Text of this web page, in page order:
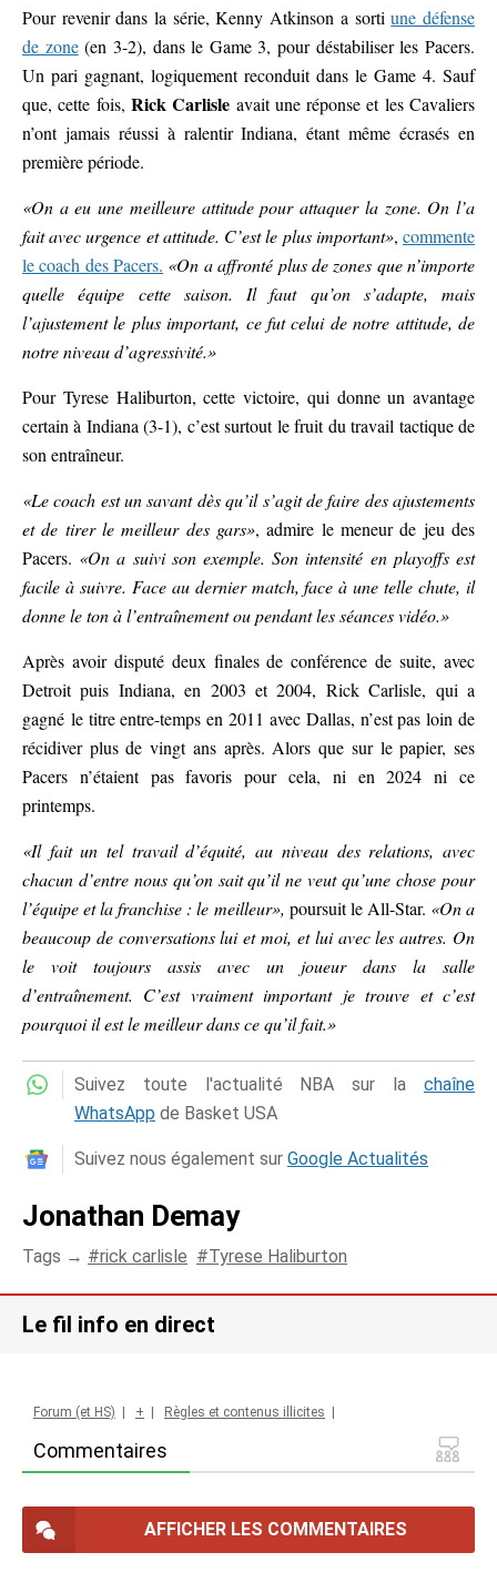
Pour revenir dans la série, Kenny Atkinson a sortiune défense
de zone(en 3-2), dans le Game 3, pour déstabiliser les Pacers.
Un pari gagnant, logiquement reconduit dans le Game 4. Sauf
que, cette fois, Rick Carlisle avait une réponse et les Cavaliers
n’ont jamais réussi à ralentir Indiana, étant même écrasés en
première période.
«On a eu une meilleure attitude pour attaquer la zone. On l’a
fait avec urgence et attitude. C’est le plus important»,commente
le coach des Pacers. «On a affronté plus de zones que n’importe
quelle équipe cette saison. Il faut qu’on s’adapte, mais
l’ajustement le plus important, ce fut celui de notre attitude, de
notre niveau d’agressivité.»
Pour Tyrese Haliburton, cette victoire, qui donne un avantage
certain à Indiana (3-1), c’est surtout le fruit du travail tactique de
son entraîneur.
«Le coach est un savant dès qu’il s’agit de faire des ajustements
et de tirer le meilleur des gars», admire le meneur de jeu des
Pacers. «On a suivi son exemple. Son intensité en playoffs est
facile à suivre. Face au dernier match, face à une telle chute, il
donne le ton à l’entraînement ou pendant les séances vidéo.»
Après avoir disputé deux finales de conférence de suite, avec
Detroit puis Indiana, en 2003 et 2004, Rick Carlisle, qui a
gagné le titre entre-temps en 2011 avec Dallas, n’est pas loin de
récidiver plus de vingt ans après. Alors que sur le papier, ses
Pacers n’étaient pas favoris pour cela, ni en 2024 ni ce
printemps.
«Il fait un tel travail d’équité, au niveau des relations, avec
chacun d’entre nous qu’on sait qu’il ne veut qu’une chose pour
l’équipe et la franchise : le meilleur», poursuit le All-Star. «On a
beaucoup de conversations lui et moi, et lui avec les autres. On
le voit toujours assis avec un joueur dans la salle
d’entraînement. C’est vraiment important je trouve et c’est
pourquoi il est le meilleur dans ce qu’il fait.»
Suivez toute l'actualité NBA sur la chaîne
WhatsApp de Basket USA
Suivez nous également sur Google Actualités
Jonathan Demay
Tags → rick carlisle Tyrese Haliburton
Le fil info en direct
Commentaires
Forum (et HS) + Règles et contenus illicites
AFFICHER LES COMMENTAIRES